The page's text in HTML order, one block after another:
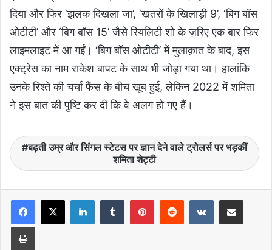
दिया और फिर ‘झलक दिखला जा’, ‘खतरों के खिलाड़ी 9’, ‘बिग बॉस
ओटीटी’ और ‘बिग बॉस 15’ जैसे रियलिटी शो के ज़रिए एक बार फिर
लाइमलाइट में आ गईं। ‘बिग बॉस ओटीटी’ में मुलाक़ात के बाद, इस
एक्ट्रेस का नाम राकेश बापट के साथ भी जोड़ा गया था। हालांकि
उनके रिश्ते की चर्चा फैंस के बीच खूब हुई, लेकिन 2022 में शमिता
ने इस बात की पुष्टि कर दी कि वे अलग हो गए हैं।
बढ़ती उम्र और सिंगल स्टेटस पर ज्ञान देने वाले ट्रोलर्स पर भड़कीं
शमिता शेट्टी